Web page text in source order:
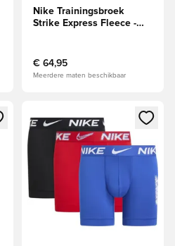
Nike Trainingsbroek
Strike Express Fleece -
€ 64,95
Meerdere maten beschikbaar
te loggen of je aan te melden als
Opent een venster om in te